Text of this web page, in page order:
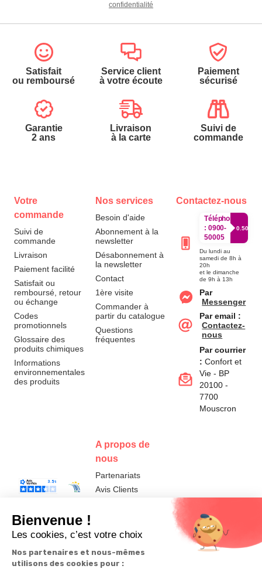
confidentialité
Satisfait
ou remboursé
Service client
à votre écoute
Paiement
sécurisé
Garantie
2 ans
Livraison
à la carte
Suivi de
commande
Votre
commande
Suivi de
commande
Livraison
Paiement facilité
Satisfait ou
remboursé, retour
ou échange
Codes
promotionnels
Glossaire des
produits chimiques
Informations
environnementales
des produits
Nos services
Besoin d'aide
Abonnement à la
newsletter
Désabonnement à
la newsletter
Contact
1ère visite
Commander à
partir du catalogue
Questions
fréquentes
A propos de
nous
Partenariats
Avis Clients
Contactez-nous
Téléphone
: 0900-
50005
0.50€/
Du lundi au
samedi de 8h à
20h
et le dimanche
de 9h à 13h
Par
Messenger
Par email :
Contactez-
nous
Par courrier
: Confort et
Vie - BP
20100 -
7700
Mouscron
Données
personnelles et
Paramétrer
les cookies
légales
Conditions
générales de